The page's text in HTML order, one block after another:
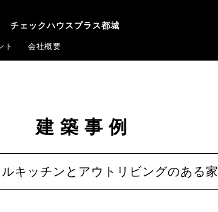
チェックハウスプラス都城
ト 会社概要
建築事例
キッチンとアウトリビングのある家